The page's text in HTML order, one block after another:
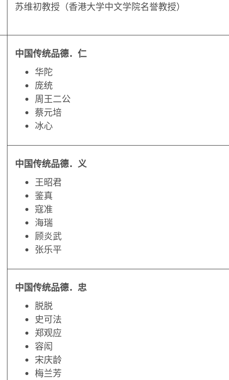
苏维初教授（香港大学中文学院名誉教授）
中国传统品德．仁
华陀
庞统
周王二公
蔡元培
冰心
中国传统品德． 义
王昭君
鉴真
寇准
海瑞
顾炎武
张乐平
中国传统品德． 忠
脱脱
史可法
郑观应
容闳
宋庆龄
梅兰芳